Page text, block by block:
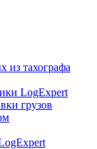
из тахографа
LogExpert
грузов